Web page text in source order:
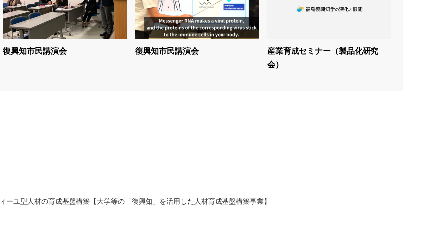
復興知市民講演会 復興知市民講演会
産業育成セミナー（製品化研究
会）
ーユ型人材の育成基盤構築【大学等の「復興知」を活用した人材育成基盤構築事業】